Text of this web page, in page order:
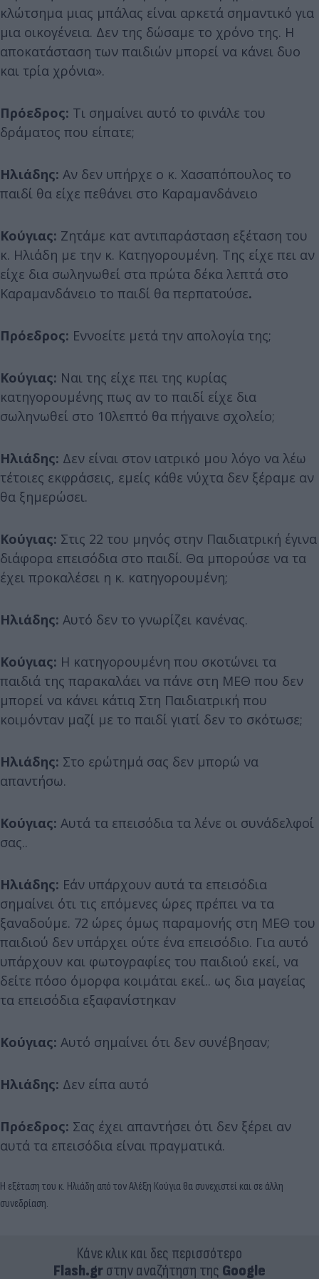
κλώτσημα μιας μπάλας είναι αρκετά σημαντικό για
μια οικογένεια. Δεν της δώσαμε το χρόνο της. Η
αποκατάσταση των παιδιών μπορεί να κάνει δυο
και τρία χρόνια».
Πρόεδρος: Τι σημαίνει αυτό το φινάλε του
δράματος που είπατε;
Ηλιάδης: Αν δεν υπήρχε ο κ. Χασαπόπουλος το
παιδί θα είχε πεθάνει στο Καραμανδάνειο
Κούγιας: Ζητάμε κατ αντιπαράσταση εξέταση του
κ. Ηλιάδη με την κ. Κατηγορουμένη. Της είχε πει αν
είχε δια σωληνωθεί στα πρώτα δέκα λεπτά στο
Καραμανδάνειο το παιδί θα περπατούσε.
Πρόεδρος: Εννοείτε μετά την απολογία της;
Κούγιας: Ναι της είχε πει της κυρίας
κατηγορουμένης πως αν το παιδί είχε δια
σωληνωθεί στο 10λεπτό θα πήγαινε σχολείο;
Ηλιάδης: Δεν είναι στον ιατρικό μου λόγο να λέω
τέτοιες εκφράσεις, εμείς κάθε νύχτα δεν ξέραμε αν
θα ξημερώσει.
Κούγιας: Στις 22 του μηνός στην Παιδιατρική έγινα
διάφορα επεισόδια στο παιδί. Θα μπορούσε να τα
έχει προκαλέσει η κ. κατηγορουμένη;
Ηλιάδης: Αυτό δεν το γνωρίζει κανένας.
Κούγιας: Η κατηγορουμένη που σκοτώνει τα
παιδιά της παρακαλάει να πάνε στη ΜΕΘ που δεν
μπορεί να κάνει κάτιq Στη Παιδιατρική που
κοιμόνταν μαζί με το παιδί γιατί δεν το σκότωσε;
Ηλιάδης: Στο ερώτημά σας δεν μπορώ να
απαντήσω.
Κούγιας: Αυτά τα επεισόδια τα λένε οι συνάδελφοί
σας..
Ηλιάδης: Εάν υπάρχουν αυτά τα επεισόδια
σημαίνει ότι τις επόμενες ώρες πρέπει να τα
ξαναδούμε. 72 ώρες όμως παραμονής στη ΜΕΘ του
παιδιού δεν υπάρχει ούτε ένα επεισόδιο. Για αυτό
υπάρχουν και φωτογραφίες του παιδιού εκεί, να
δείτε πόσο όμορφα κοιμάται εκεί.. ως δια μαγείας
τα επεισόδια εξαφανίστηκαν
Κούγιας: Αυτό σημαίνει ότι δεν συνέβησαν;
Ηλιάδης: Δεν είπα αυτό
Πρόεδρος: Σας έχει απαντήσει ότι δεν ξέρει αν
αυτά τα επεισόδια είναι πραγματικά.
Η εξέταση του κ. Ηλιάδη από τον Αλέξη Κούγια θα συνεχιστεί και σε άλλη
συνεδρίαση.
Κάνε κλικ και δες περισσότερο
Flash.grστην αναζήτηση της Google